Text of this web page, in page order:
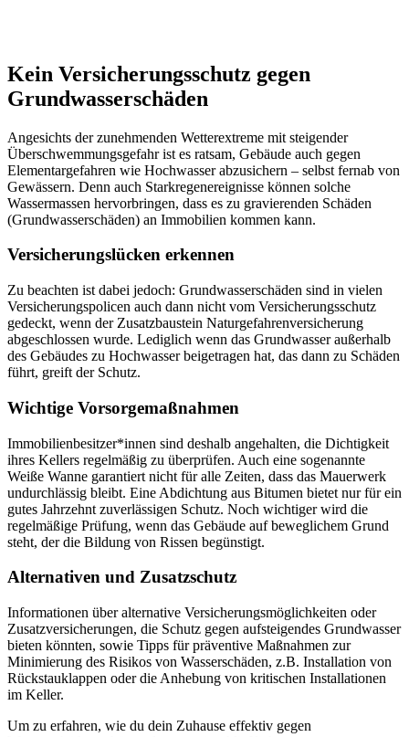
Kein Versicherungsschutz gegen
Grundwasserschäden
Angesichts der zunehmenden Wetterextreme mit steigender
Überschwemmungsgefahr ist es ratsam, Gebäude auch gegen
Elementargefahren wie Hochwasser abzusichern – selbst fernab von
Gewässern. Denn auch Starkregenereignisse können solche
Wassermassen hervorbringen, dass es zu gravierenden Schäden
(Grundwasserschäden) an Immobilien kommen kann.
Versicherungslücken erkennen
Zu beachten ist dabei jedoch: Grundwasserschäden sind in vielen
Versicherungspolicen auch dann nicht vom Versicherungsschutz
gedeckt, wenn der Zusatzbaustein Naturgefahrenversicherung
abgeschlossen wurde. Lediglich wenn das Grundwasser außerhalb
des Gebäudes zu Hochwasser beigetragen hat, das dann zu Schäden
führt, greift der Schutz.
Wichtige Vorsorgemaßnahmen
Immobilienbesitzer*innen sind deshalb angehalten, die Dichtigkeit
ihres Kellers regelmäßig zu überprüfen. Auch eine sogenannte
Weiße Wanne garantiert nicht für alle Zeiten, dass das Mauerwerk
undurchlässig bleibt. Eine Abdichtung aus Bitumen bietet nur für ein
gutes Jahrzehnt zuverlässigen Schutz. Noch wichtiger wird die
regelmäßige Prüfung, wenn das Gebäude auf beweglichem Grund
steht, der die Bildung von Rissen begünstigt.
Alternativen und Zusatzschutz
Informationen über alternative Versicherungsmöglichkeiten oder
Zusatzversicherungen, die Schutz gegen aufsteigendes Grundwasser
bieten könnten, sowie Tipps für präventive Maßnahmen zur
Minimierung des Risikos von Wasserschäden, z.B. Installation von
Rückstauklappen oder die Anhebung von kritischen Installationen
im Keller.
Um zu erfahren, wie du dein Zuhause effektiv gegen